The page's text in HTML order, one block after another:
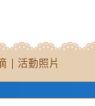
| 活動照片